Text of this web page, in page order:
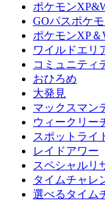
ポケモン
GOパスポケ
ポケモンXP＆
ワイルドエリ
コミュニティ
おひろめ
大発見
マックスマン
ウィークリー
スポットライ
レイドアワー
スペシャルリ
タイムチャレ
選べるタイム